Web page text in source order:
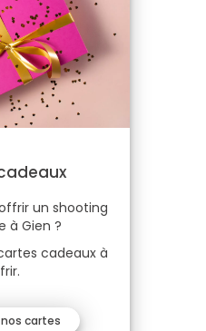
un shooting
à Gien ?
cadeaux à
cartes